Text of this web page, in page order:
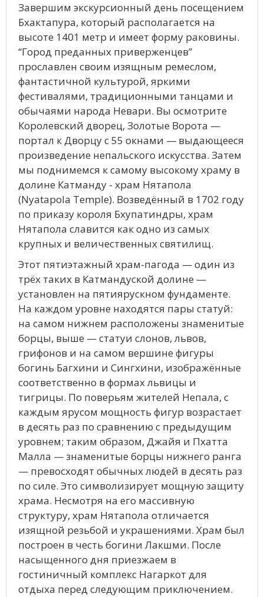
Завершим экскурсионный день посещением
Бхактапура, который располагается на
высоте 1401 метр и имеет форму раковины.
“Город преданных приверженцев”
прославлен своим изящным ремеслом,
фантастичной культурой, яркими
фестивалями, традиционными танцами и
обычаями народа Невари. Вы осмотрите
Королевский дворец, Золотые Ворота —
портал к Дворцу с 55 окнами — выдающееся
произведение непальского искусства. Затем
мы поднимемся к самому высокому храму в
долине Катманду - храм Нятапола
(Nyatapola Temple). Возведённый в 1702 году
по приказу короля Бхупатиндры, храм
Нятапола славится как одно из самых
крупных и величественных святилищ.
Этот пятиэтажный храм-пагода — один из
трёх таких в Катмандуской долине —
установлен на пятиярускном фундаменте.
На каждом уровне находятся пары статуй:
на самом нижнем расположены знаменитые
борцы, выше — статуи слонов, львов,
грифонов и на самом вершине фигуры
богинь Багхини и Сингхини, изображённые
соответственно в формах львицы и
тигрицы. По поверьям жителей Непала, с
каждым ярусом мощность фигур возрастает
в десять раз по сравнению с предыдущим
уровнем; таким образом, Джайя и Пхатта
Малла — знаменитые борцы нижнего ранга
— превосходят обычных людей в десять раз
по силе. Это символизирует мощную защиту
храма. Несмотря на его массивную
структуру, храм Нятапола отличается
изящной резьбой и украшениями. Храм был
построен в честь богини Лакшми. После
насыщенного дня приезжаем в
гостиничный комплекс Нагаркот для
отдыха перед следующим приключением.